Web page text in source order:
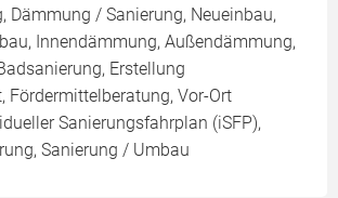
Dämmung / Sanierung, Neueinbau,
Innendämmung, Außendämmung,
Erstellung
Fördermittelberatung, Vor-Ort
Sanierungsfahrplan (iSFP),
Sanierung / Umbau